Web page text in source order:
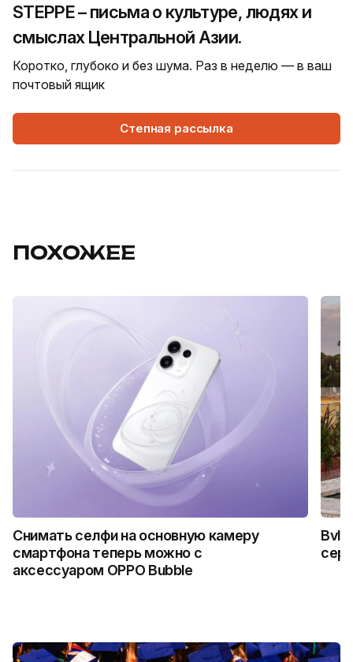
STEPPE – письма о культуре, людях и
смыслах Центральной Азии.
Коротко, глубоко и без шума. Раз в неделю — в ваш
почтовый ящик
Степная рассылка
ПОХОЖЕЕ
Снимать селфи на основную камеру
смартфона теперь можно с
аксессуаром OPPO Bubble